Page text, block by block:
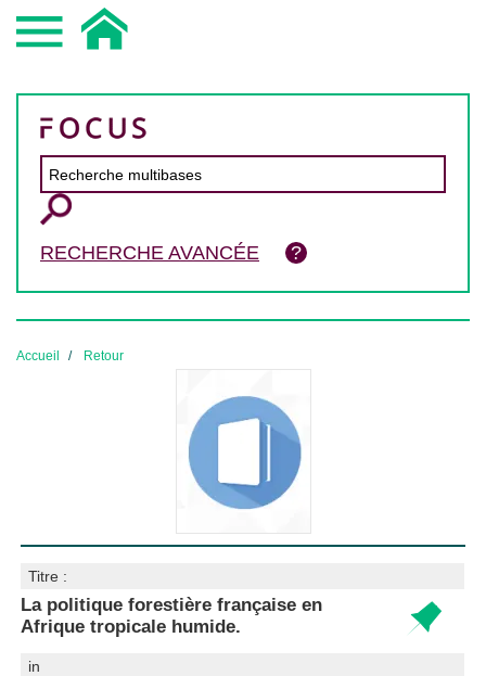
RECHERCHE AVANCÉE
Accueil Retour
Titre :
La politique forestière française en
Afrique tropicale humide.
in